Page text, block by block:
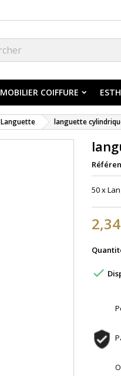
MOBILIER COIFFURE
Languette languette
50 x
